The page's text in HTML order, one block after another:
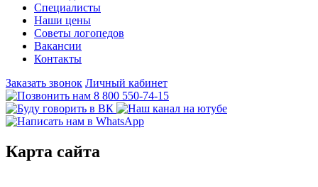
Специалисты
Наши цены
Советы логопедов
Вакансии
Контакты
Заказать звонок Личный кабинет
8 800 550-74-15
Карта сайта